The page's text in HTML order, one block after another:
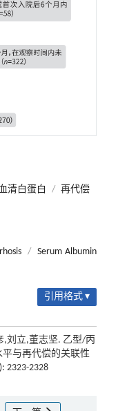
清白蛋白 / 再代偿
/
Serum Albumin
引用格式 ▾
,刘立,董志坚. 乙型/丙
与再代偿的关联性
2323-2328